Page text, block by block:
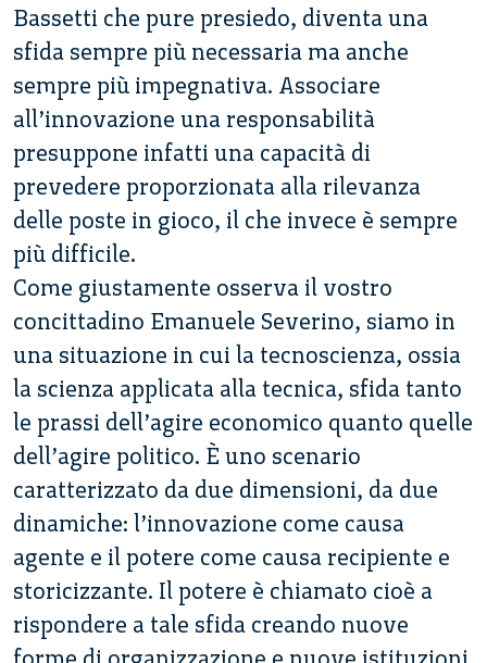
Bassetti che pure presiedo, diventa una
sfida sempre più necessaria ma anche
sempre più impegnativa. Associare
all’innovazione una responsabilità
presuppone infatti una capacità di
prevedere proporzionata alla rilevanza
delle poste in gioco, il che invece è sempre
più difficile.
Come giustamente osserva il vostro
concittadino Emanuele Severino, siamo in
una situazione in cui la tecnoscienza, ossia
la scienza applicata alla tecnica, sfida tanto
le prassi dell’agire economico quanto quelle
dell’agire politico. È uno scenario
caratterizzato da due dimensioni, da due
dinamiche: l’innovazione come causa
agente e il potere come causa recipiente e
storicizzante. Il potere è chiamato cioè a
rispondere a tale sfida creando nuove